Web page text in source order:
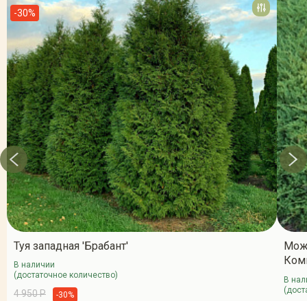
-30%
Туя западная 'Брабант'
В наличии
(достаточное количество)
4 950 Р -30%
В